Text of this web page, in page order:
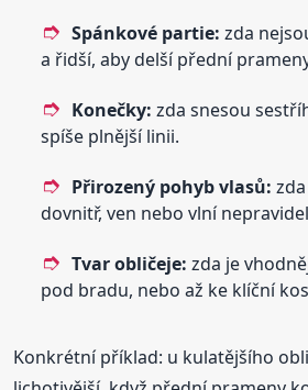
Spánkové partie: zda
a řidší, aby delší přední
Konečky: zda snesou
spíše plnější linii.
Přirozený pohyb vlasů:
dovnitř, ven nebo vlní
Tvar obličeje: zda je
pod bradu, nebo až ke klíční
Konkrétní příklad: u kulatějšího